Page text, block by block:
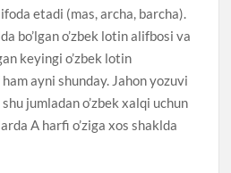
etadi (mas, archa, barcha).
bo’lgan o’zbek lotin alifbosi va
keyingi o’zbek lotin
ayni shunday. Jahon yozuvi
jumladan o’zbek xalqi uchun
A harfi o’ziga xos shaklda